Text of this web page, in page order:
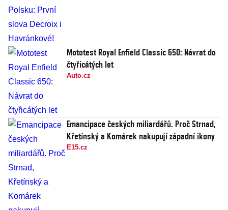
Mototest Royal Enfield Classic 650: Návrat do
čtyřicátých let
Auto.cz
Emancipace českých miliardářů. Proč Strnad,
Křetínský a Komárek nakupují západní ikony
E15.cz